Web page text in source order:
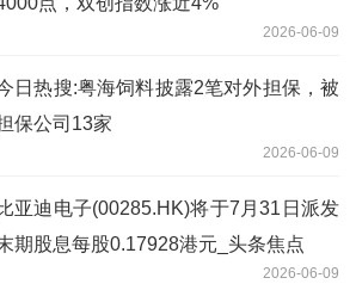
2026-06-09
日热搜:粤海饲料披露2笔对外担保，被
保公司13家
2026-06-09
亚迪电子(00285.HK)将于7月31日派发
期股息每股0.17928港元_头条焦点
2026-06-09